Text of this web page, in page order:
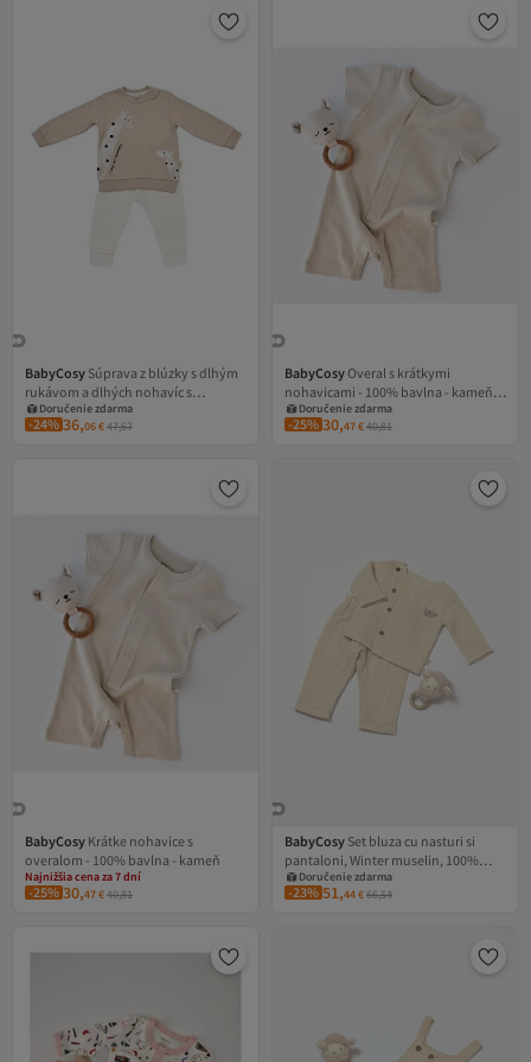
BabyCosy Súprava z blúzky s dlhým
rukávom a dlhých nohavíc s
bodkami a žirafou
Doručenie zdarma
Kupón na 1 EUR
Doručenie zdarma
-24% 36,06€47,67
BabyCosyOveral s krátkymi
nohavicami - 100% bavlna - kameň,
(veľkosť: 12-18 mesiacov)
Doručenie zdarma
Kupón na 1 EUR
Doručenie zdarma
-25% 30,47€40,81
BabyCosy Krátke nohavice s
overalom - 100% bavlna - kameň
Najnižšia cena za 7 dní
Doručenie zdarma
Kupón na 1 EUR
Najnižšia cena za 7 dní
-25% 30,47€40,81
BabyCosy Set bluza cu nasturi si
pantaloni, Winter muselin, 100%
bumbac - Stone
Doručenie zdarma
Kupón na 1 EUR
Doručenie zdarma
-23% 51,44€66,54